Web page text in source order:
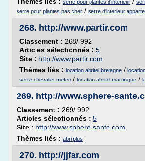
serre pour plantes d'interieur
serre pour plantes pas cher / serre d'interieur
268. http://www.partir.com
Classement : 268/ 992
Articles sélectionnés : 5
Site : http://www.partir.com
Thèmes liés : location abritel bretagne /
serre chevalier meteo / location abritel martinique /
269. http://www.sphere-
Classement : 269/ 992
Articles sélectionnés : 5
Site : http://www.sphere-sante.com
Thèmes liés : abri plus
270. http://jjfar.com